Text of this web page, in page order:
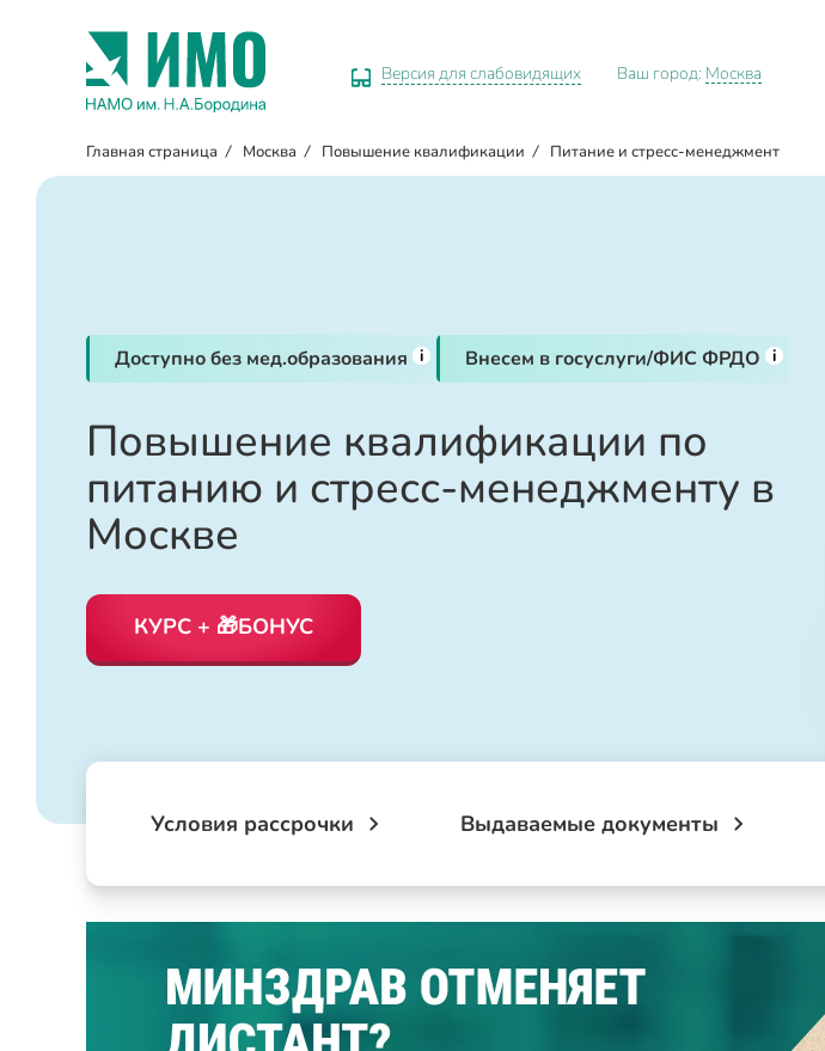
Версия для слабовидящих Ваш город: Москва
Главная страница / Москва / Повышение квалификации / Питание и стресс-менеджмент
Доступно без мед.образования i Внесем в госуслуги/ФИС ФРДО i
Повышение квалификации по
питанию и стресс-менеджменту в
Москве
КУРС + 🎁БОНУС
Условия рассрочки Выдаваемые документы